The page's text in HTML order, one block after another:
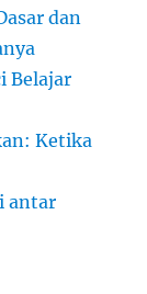
dan
Belajar
Ketika
antar